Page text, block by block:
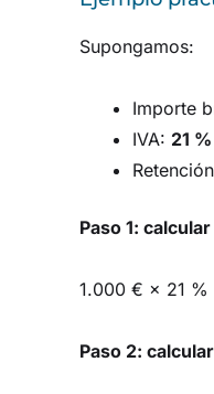
Supongamos:
Importe
IVA: 21 %
Paso 1:
1.000 € × 21 %
Paso 2: